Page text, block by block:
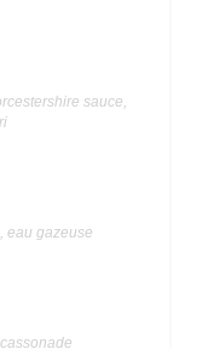
sauce,
eau gazeuse